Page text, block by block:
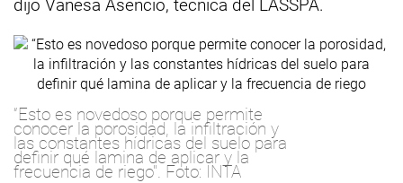
dijo Vanesa Asencio, técnica del LASSPA.
“Esto es novedoso porque permite
conocer la porosidad, la infiltración y
las constantes hídricas del suelo para
definir qué lamina de aplicar y la
frecuencia de riego". Foto: INTA